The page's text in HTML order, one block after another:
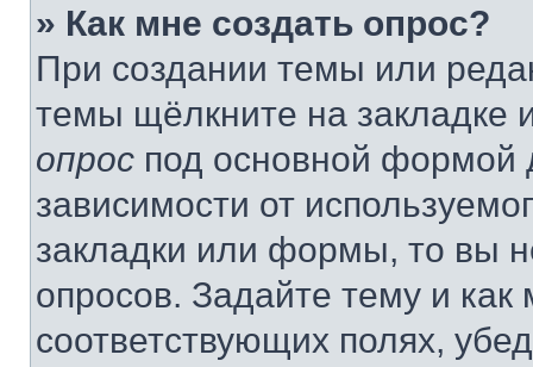
» Как мне создать опрос?
При создании темы или
темы щёлкните на
опрос под основной формой
зависимости от
закладки или формы, то вы
опросов. Задайте тему и
соответствующих полях,